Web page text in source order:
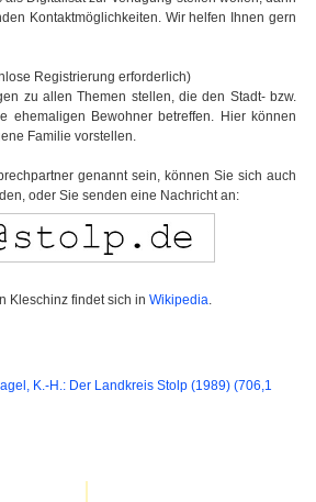
Kontaktmöglichkeiten. Wir helfen Ihnen gern
Registrierung erforderlich)
zu allen Themen stellen, die den Stadt- bzw.
ehemaligen Bewohner betreffen. Hier können
Familie vorstellen.
genannt sein, können Sie sich auch
oder Sie senden eine Nachricht an:
Kleschinz findet sich in Wikipedia.
K.-H.: Der Landkreis Stolp (1989) (706,1